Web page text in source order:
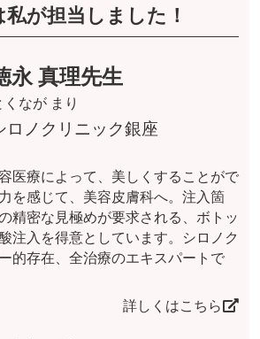
が担当しました！
永 真理先生
くなが まり
ロノクリニック銀座
医療によって、美しくすることがで
を感じて、美容皮膚科へ。注入箇
精密な見極めが要求される、ボトッ
注入を得意としています。シロノク
的存在、全治療のエキスパートで
詳しくはこちら